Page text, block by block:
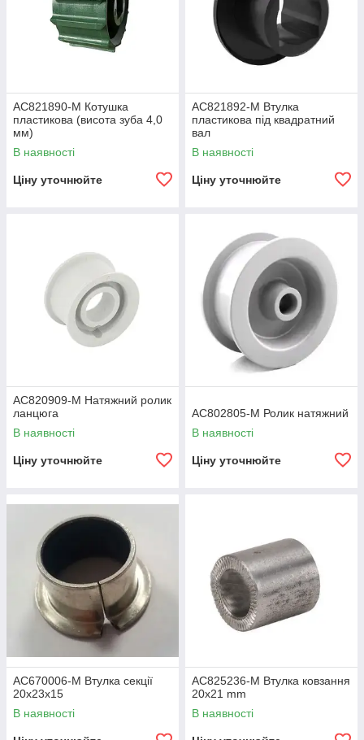
AC821890-M Котушка
пластикова (висота зуба 4,0
мм)
В наявності
Ціну уточнюйте
AC821892-M Втулка
пластикова під квадратний
вал
В наявності
Ціну уточнюйте
AC820909-M Натяжний ролик
ланцюга
В наявності
Ціну уточнюйте
AC802805-M Ролик натяжний
В наявності
Ціну уточнюйте
AC670006-M Втулка секції
20x23x15
В наявності
AC825236-M Втулка ковзання
20х21 mm
В наявності